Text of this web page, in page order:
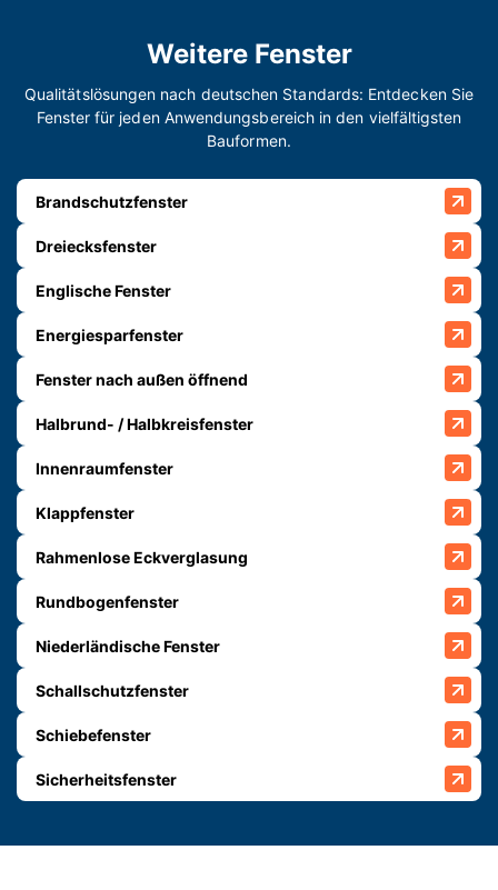
Weitere Fenster
Qualitätslösungen nach deutschen Standards: Entdecken Sie
Fenster für jeden Anwendungsbereich in den vielfältigsten
Bauformen.
Brandschutzfenster
Dreiecksfenster
Englische Fenster
Energiesparfenster
Fenster nach außen öffnend
Halbrund- / Halbkreisfenster
Innenraumfenster
Klappfenster
Rahmenlose Eckverglasung
Rundbogenfenster
Niederländische Fenster
Schallschutzfenster
Schiebefenster
Sicherheitsfenster